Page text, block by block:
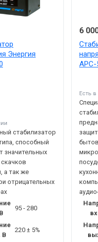
Энергия
стабилизатор
способный
значительных
а так же
отрицательных
95 - 280
В
220 ± 5%
6
АРС-
Есть